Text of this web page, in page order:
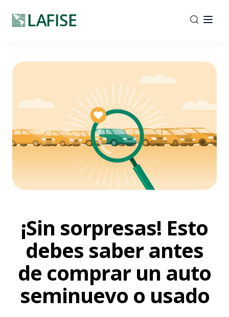
¡Sin sorpresas! Esto
debes saber antes
de comprar un auto
seminuevo o usado